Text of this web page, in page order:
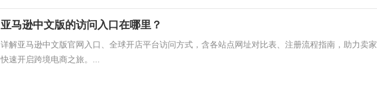
亚马逊中文版的访问入口在哪里？
详解亚马逊中文版官网入口、全球开店平台访问方式，含各站点网址对比表、注册流程指南，助力卖家
快速开启跨境电商之旅。...